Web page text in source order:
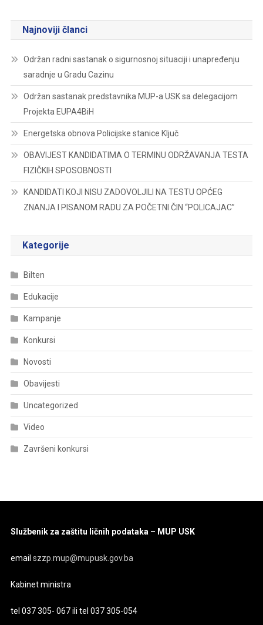
Najnoviji članci
Održan radni sastanak o sigurnosnoj situaciji i unapređenju
saradnje u Gradu Cazinu
Održan sastanak predstavnika MUP-a USK sa delegacijom
Projekta EUPA4BiH
Energetska obnova Policijske stanice Ključ
OBAVIJEST KANDIDATIMA O TERMINU ODRŽAVANJA TESTA
FIZIČKIH SPOSOBNOSTI
KANDIDATI KOJI NISU ZADOVOLJILI NA TESTU OPĆEG
ZNANJA I PISANOM RADU ZA POČETNI ČIN “POLICAJAC”
Kategorije
Bilten
Edukacije
Kampanje
Konkursi
Novosti
Obavijesti
Uncategorized
Video
Završeni konkursi
Službenik za zaštitu ličnih podataka – MUP USK
emailszzp.mup@mupusk.gov.ba
Kabinet ministra
tel 037 305- 067 ili tel 037 305-054